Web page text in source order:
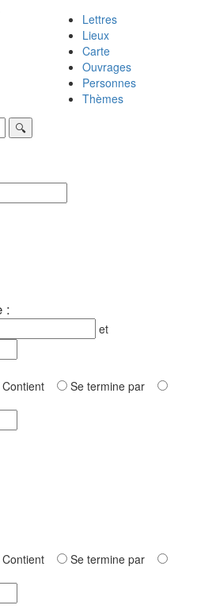
Lettres
Lieux
Carte
Ouvrages
Personnes
Thèmes
:
et
Contient
Se termine par
Contient
Se termine par